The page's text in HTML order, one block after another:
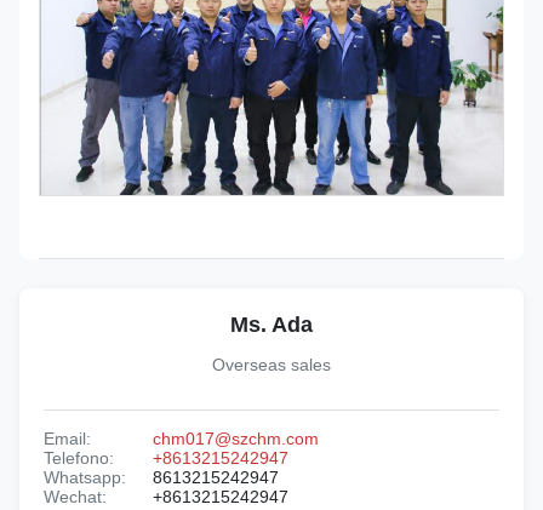
Ms. Ada
Overseas sales
Email:
chm017@szchm.com
Telefono:
+8613215242947
Whatsapp:
8613215242947
Wechat:
+8613215242947